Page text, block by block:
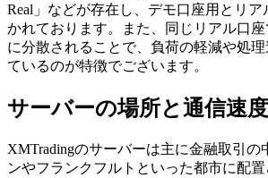
Real」などが存在し、デモ口座用とリ
かれております。また、同じリアル口
に分散されることで、負荷の軽減や処
ているのが特徴でございます。
サーバーの場所と通信速度
XMTradingのサーバーは主に金融取引の
ンやフランクフルトといった都市に配